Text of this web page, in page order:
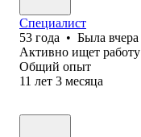
Специалист
53 года • Была вчера
Активно ищет работу
Общий опыт
11 лет 3 месяца